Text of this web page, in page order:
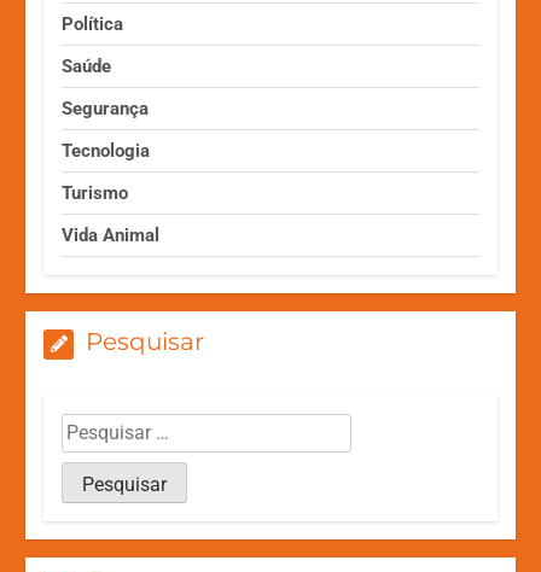
Política
Saúde
Segurança
Tecnologia
Turismo
Vida Animal
Pesquisar